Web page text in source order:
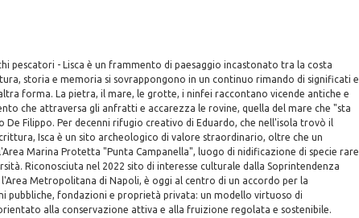
pescatori - Lisca è un frammento di paesaggio incastonato tra la costa
storia e memoria si sovrappongono in un continuo rimando di significati e
forma. La pietra, il mare, le grotte, i ninfei raccontano vicende antiche e
che attraversa gli anfratti e accarezza le rovine, quella del mare che "sta
De Filippo. Per decenni rifugio creativo di Eduardo, che nell'isola trovò il
Isca è un sito archeologico di valore straordinario, oltre che un
Marina Protetta "Punta Campanella", luogo di nidificazione di specie rare
Riconosciuta nel 2022 sito di interesse culturale dalla Soprintendenza
Metropolitana di Napoli, è oggi al centro di un accordo per la
pubbliche, fondazioni e proprietà privata: un modello virtuoso di
alla conservazione attiva e alla fruizione regolata e sostenibile.